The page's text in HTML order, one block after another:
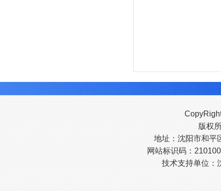
版权
地址：沈阳市和平
网站标识码：
技术支持单位：